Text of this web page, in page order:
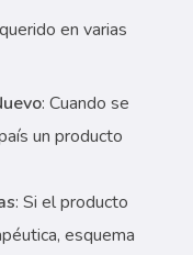
en varias
: Cuando se
un producto
: Si el producto
esquema